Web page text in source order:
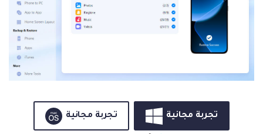
تجربة مجانية تجربة مجانية